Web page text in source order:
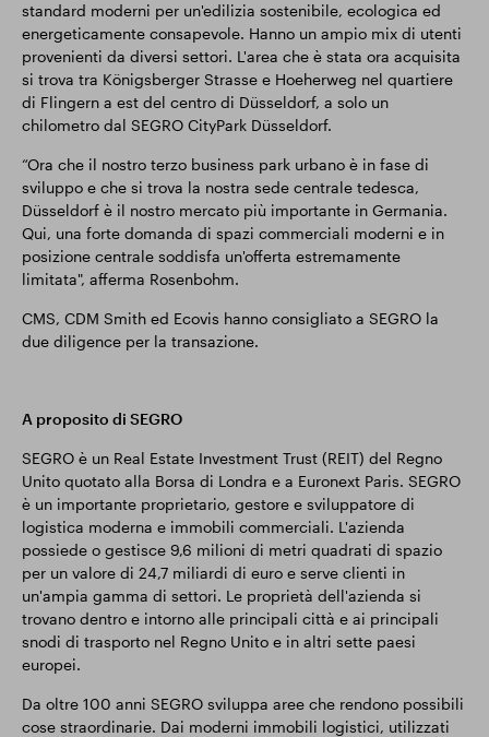
standard moderni per un'edilizia sostenibile, ecologica ed
energeticamente consapevole. Hanno un ampio mix di utenti
provenienti da diversi settori. L'area che è stata ora acquisita
si trova tra Königsberger Strasse e Hoeherweg nel quartiere
di Flingern a est del centro di Düsseldorf, a solo un
chilometro dal SEGRO CityPark Düsseldorf.
“Ora che il nostro terzo business park urbano è in fase di
sviluppo e che si trova la nostra sede centrale tedesca,
Düsseldorf è il nostro mercato più importante in Germania.
Qui, una forte domanda di spazi commerciali moderni e in
posizione centrale soddisfa un'offerta estremamente
limitata", afferma Rosenbohm.
CMS, CDM Smith ed Ecovis hanno consigliato a SEGRO la
due diligence per la transazione.
A proposito di SEGRO
SEGRO è un Real Estate Investment Trust (REIT) del Regno
Unito quotato alla Borsa di Londra e a Euronext Paris. SEGRO
è un importante proprietario, gestore e sviluppatore di
logistica moderna e immobili commerciali. L'azienda
possiede o gestisce 9,6 milioni di metri quadrati di spazio
per un valore di 24,7 miliardi di euro e serve clienti in
un'ampia gamma di settori. Le proprietà dell'azienda si
trovano dentro e intorno alle principali città e ai principali
snodi di trasporto nel Regno Unito e in altri sette paesi
europei.
Da oltre 100 anni SEGRO sviluppa aree che rendono possibili
cose straordinarie. Dai moderni immobili logistici, utilizzati